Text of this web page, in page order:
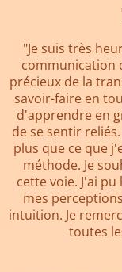
"Je suis très
communication
précieux de la
savoir-faire en
d'apprendre en
de se sentir
plus que ce que
méthode. Je
cette voie. J'ai
mes
intuition. Je
toutes